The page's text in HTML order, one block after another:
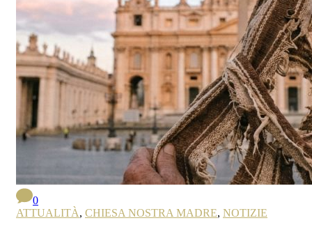
0
ATTUALITÀ, CHIESA NOSTRA MADRE, NOTIZIE